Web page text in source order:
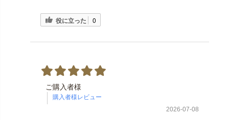
役に立った 0
ご購入者様
2026-07-08